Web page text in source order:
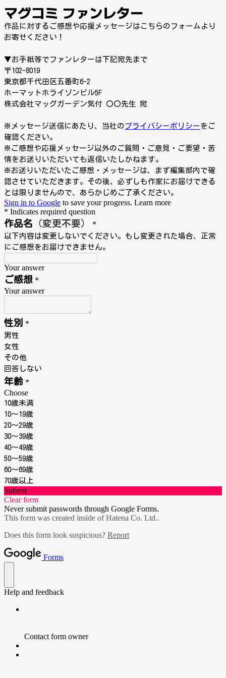
マグコミ ファンレター
作品に対するご感想や応援メッセージはこちらのフォームより
お寄せください！
▼お手紙等で ファンレターは下記宛先まで
〒102-8019
東京都千代田区五番町6-2
ホーマットホライゾンビル5F
株式会社マッグガーデン気付 〇〇先生 宛
※メッセージ送信にあたり、当社のプライバシーポリシーをご
確認ください。
※ ご感想や応援メッセージ以外のご質問・ご意見・ご要望・苦
情をお送りいただいても返信いたしかねます。
※お送りいただいたご感想・メッセージは、 まず編集部内で確
認させていただきます。その後、 必ずしも作家にお届けできる
とは限りませんので、あらかじめご了承ください。
Sign in to Google to save your progress. Learn more
* Indicates required question
作品名 （変更不要） *
以下内容は変更しないでください。もし変更された場合、正常
にご感想をお届けできません。
Your answer
ご感想 *
Your answer
性別 *
男性
女性
その他
回答しない
年齢 *
Choose
10歳未満
10〜19歳
20〜29歳
30〜39歳
40〜49歳
50〜59歳
60〜69歳
70歳以上
Submit
Clear form
Never submit passwords through Google Forms.
This form was created inside of Hatena Co. Ltd..
Does this form look suspicious? Report
Forms
Help and feedback
Contact form owner